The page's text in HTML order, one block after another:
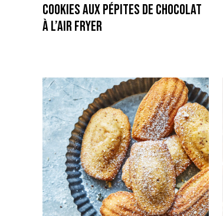
Cookies aux pépites de Chocolat
à l’air fryer